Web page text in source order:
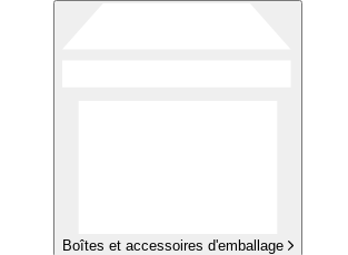
Boîtes et accessoires d'emballage